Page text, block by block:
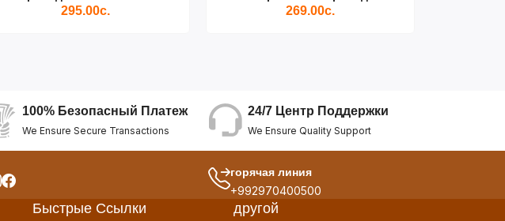
295.00с. 269.00с.
100% Безопасный Платеж
We Ensure Secure Transactions
24/7 Центр Поддержки
We Ensure Quality Support
горячая линия
+992970400500
Быстрые Ссылки другой